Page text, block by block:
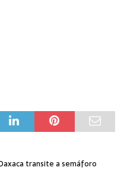
transite a semáforo